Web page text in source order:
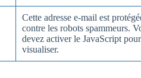
Cette adresse e-mail est
contre les robots spammeurs.
devez activer le JavaScript
visualiser.